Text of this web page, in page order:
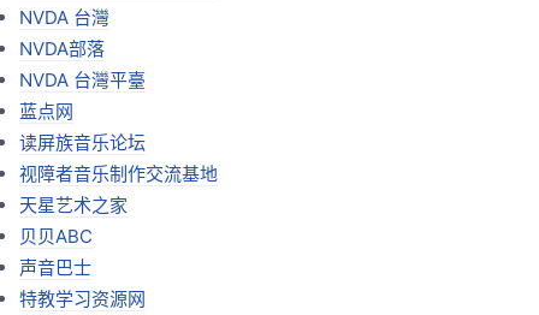
NVDA 台灣
NVDA部落
NVDA 台灣平臺
蓝点网
读屏族音乐论坛
视障者音乐制作交流基地
天星艺术之家
贝贝ABC
声音巴士
特教学习资源网